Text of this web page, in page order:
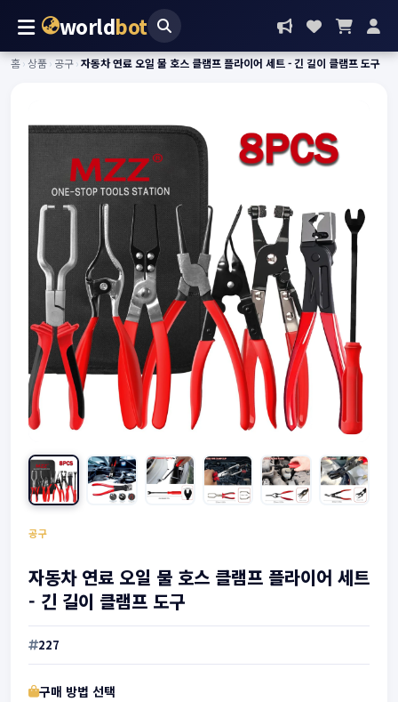
worldbot
홈›상품› 공구›자동차 연료 오일 물 호스 클램프 플라이어 세트 - 긴 길이 클램프 도구
공구
자동차 연료 오일 물 호스 클램프 플라이어 세트
- 긴 길이 클램프 도구
227
구매 방법 선택